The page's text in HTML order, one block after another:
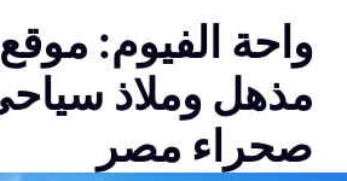
واحة الفيوم:
مذهل وملاذ
صحراء مصر